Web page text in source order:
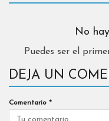
No
Puedes ser el
DEJA UN
Comentario *